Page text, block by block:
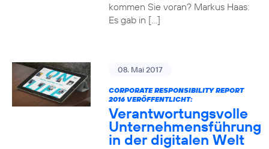
kommen Sie voran? Markus Haas:
Es gab in […]
08. Mai 2017
CORPORATE RESPONSIBILITY REPORT
2016 VERÖFFENTLICHT:
Verantwortungsvolle
Unternehmensführung
in der digitalen Welt